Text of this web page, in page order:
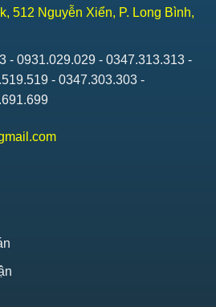
512 Nguyễn Xiển, P. Long Bình,
- 0931.029.029 - 0347.313.313 -
- 0347.303.303 -